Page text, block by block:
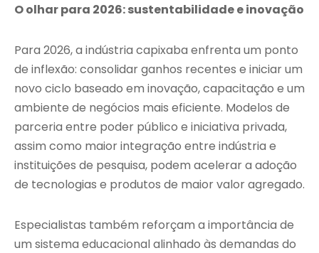
O olhar para 2026: sustentabilidade e inovação
Para 2026, a indústria capixaba enfrenta um ponto
de inflexão: consolidar ganhos recentes e iniciar um
novo ciclo baseado em inovação, capacitação e um
ambiente de negócios mais eficiente. Modelos de
parceria entre poder público e iniciativa privada,
assim como maior integração entre indústria e
instituições de pesquisa, podem acelerar a adoção
de tecnologias e produtos de maior valor agregado.
Especialistas também reforçam a importância de
um sistema educacional alinhado às demandas do